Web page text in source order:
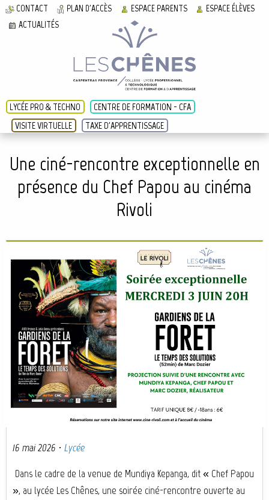
LYCÉE PRO & TECHNO
CENTRE DE FORMATION - CFA
VISITE VIRTUELLE
TAXE D'APPRENTISSAGE
CONTACT PLAN D'ACCÈS ESPACE PARENTS
ESPACE ÉLÈVES
ACTUALITÉS
Une ciné-rencontre exceptionnelle en
présence du Chef Papou au cinéma
Rivoli
16 mai 2026 · Lycée
Dans le cadre de la venue de Mundiya Kepanga, dit « Chef Papou
», au lycée Les Chênes, une soirée ciné-rencontre ouverte au